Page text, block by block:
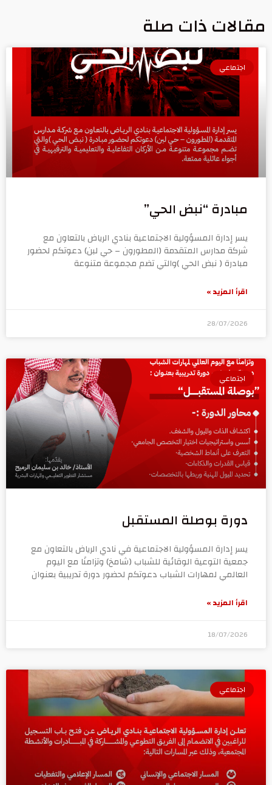
مقالات ذات صلة
اجتماعي
مبادرة “نبض الحي”
يسر إدارة المسؤولية الاجتماعية بنادي الرياض بالتعاون مع
شركة مدارس المتقدمة (المطورون – حي لبن) دعوتكم لحضور
مبادرة ( نبض الحي )والتي تضم مجموعة متنوعة
اقرأ المزيد »
28/07/2026
اجتماعي
دورة بوصلة المستقبل
يسر إدارة المسؤولية الاجتماعية في نادي الرياض بالتعاون مع
جمعية التوعية الوقائية للشباب (شامخ) وتزامنًا مع اليوم
العالمي لمهارات الشباب دعوتكم لحضور دورة تدريبية بعنوان
اقرأ المزيد »
18/07/2026
اجتماعي